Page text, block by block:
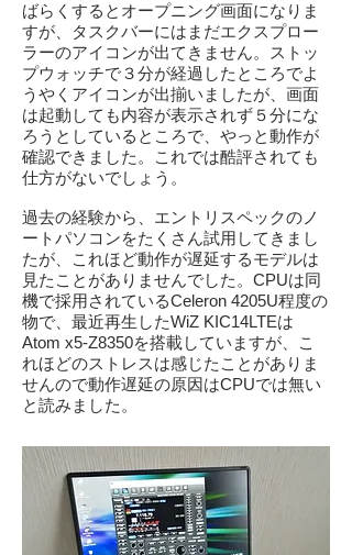
ばらくするとオープニング画面になりま
すが、タスクバーにはまだエクスプロー
ラーのアイコンが出てきません。ストッ
プウォッチで３分が経過したところでよ
うやくアイコンが出揃いましたが、画面
は起動しても内容が表示されず５分にな
ろうとしているところで、やっと動作が
確認できました。これでは酷評されても
仕方がないでしょう。
過去の経験から、エントリスペックのノ
ートパソコンをたくさん試用してきまし
たが、これほど動作が遅延するモデルは
見たことがありませんでした。CPUは同
機で採用されているCeleron 4205U程度の
物で、最近再生したWiZ KIC14LTEは
Atom x5-Z8350を搭載していますが、こ
れほどのストレスは感じたことがありま
せんので動作遅延の原因はCPUでは無い
と読みました。